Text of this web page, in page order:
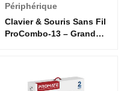
Périphérique
Clavier & Souris Sans Fil
ProCombo-13 – Grand